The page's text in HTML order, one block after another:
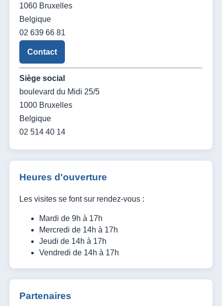
1060 Bruxelles
Belgique
02 639 66 81
Contact
Siège social
boulevard du Midi 25/5
1000 Bruxelles
Belgique
02 514 40 14
Heures d'ouverture
Les visites se font sur rendez-vous :
Mardi de 9h à 17h
Mercredi de 14h à 17h
Jeudi de 14h à 17h
Vendredi de 14h à 17h
Partenaires